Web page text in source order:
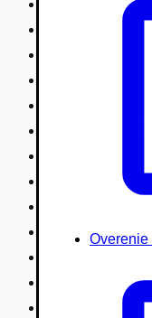
Overenie
Nákladné
Vodné/
Hydraulické
Špeciály/
Návesy/